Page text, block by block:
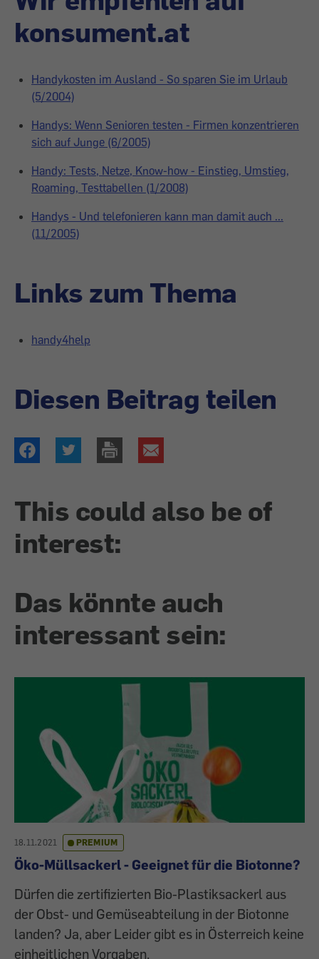
konsument.at
Handykosten im Ausland - So sparen Sie im Urlaub
(5/2004)
Handys: Wenn Senioren testen - Firmen konzentrieren
sich auf Junge (6/2005)
Handy: Tests, Netze, Know-how - Einstieg, Umstieg,
Roaming, Testtabellen (1/2008)
Handys - Und telefonieren kann man damit auch ...
(11/2005)
Links zum Thema
handy4help
Diesen Beitrag teilen
This could also be of
interest:
Das könnte auch
interessant sein:
18.11.2021 PREMIUM
Öko-Müllsackerl - Geeignet für die Biotonne?
Dürfen die zertifizierten Bio-Plastiksackerl aus
der Obst- und Gemüseabteilung in der Biotonne
landen? Ja, aber Leider gibt es in Österreich keine
einheitlichen Vorgaben.